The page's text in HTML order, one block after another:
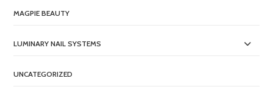
MAGPIE BEAUTY
LUMINARY NAIL SYSTEMS
UNCATEGORIZED